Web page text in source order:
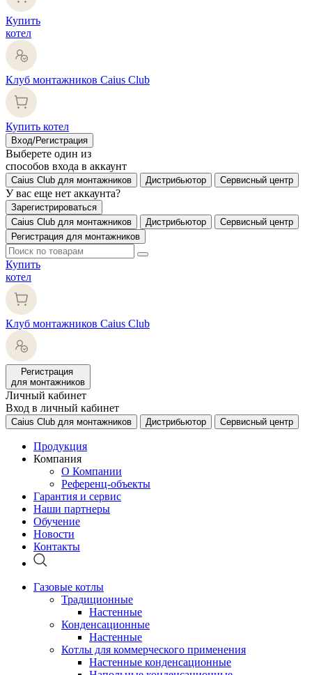
Купить
котел
Клуб монтажников Caius Club
Купить котел
Вход/Регистрация
Выберете один из
способов входа в аккаунт
Caius Club для монтажников Дистрибьютор Сервисный центр
У вас еще нет аккаунта?
Зарегистрироваться
Caius Club для монтажников
Дистрибьютор
Сервисный центр
Регистрация для монтажников
Купить
котел
Клуб монтажников Caius Club
Регистрация
для монтажников
Личный кабинет
Вход в личный кабинет
Caius Club для монтажников Дистрибьютор Сервисный центр
Продукция
Компания
О Компании
Референц-объекты
Гарантия и сервис
Наши партнеры
Обучение
Новости
Контакты
Газовые котлы
Традиционные
Настенные
Конденсационные
Настенные
Котлы для коммерческого применения
Настенные конденсационные